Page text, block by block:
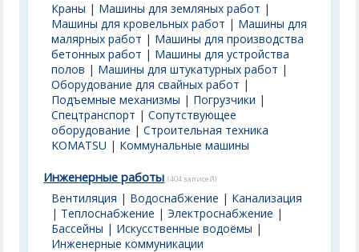
Краны | Машины для земляных работ |
Машины для кровельных работ | Машины для
малярных работ | Машины для производства
бетонных работ | Машины для устройства
полов | Машины для штукатурных работ |
Оборудование для свайных работ |
Подъемные механизмы | Погрузчики |
Спецтранспорт |Сопутствующее
оборудование |Строительная техника
KOMATSU | Коммунальные машины
Инженерные работы (404 записей)
Вентиляция | Водоснабжение | Канализация
| Теплоснабжение |Электроснабжение |
Бассейны | Искусственные водоёмы |
Инженерные коммуникации